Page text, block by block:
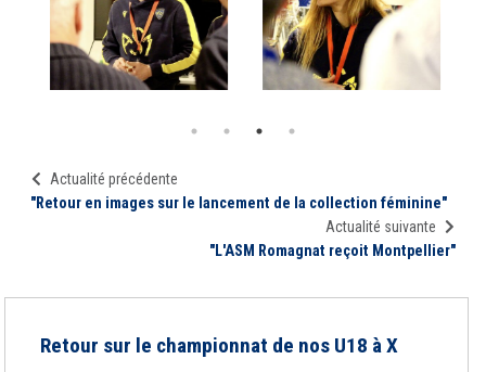
Actualité précédente
"Retour en images sur le lancement de la collection féminine"
Actualité suivante
"L'ASM Romagnat reçoit Montpellier"
Retour sur le championnat de nos U18 à X